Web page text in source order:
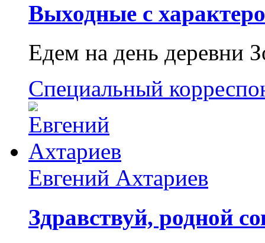
Выходные с
Едем на день деревни
Специальный
Евгений Ахтариев
Здравствуй, родной